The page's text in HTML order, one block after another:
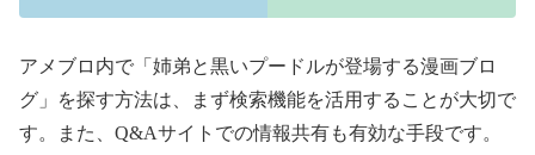
アメブロ内で「姉弟と黒いプードルが登場する漫画ブロ
グ」を探す方法は、まず検索機能を活用することが大切で
す。また、Q&Aサイトでの情報共有も有効な手段です。